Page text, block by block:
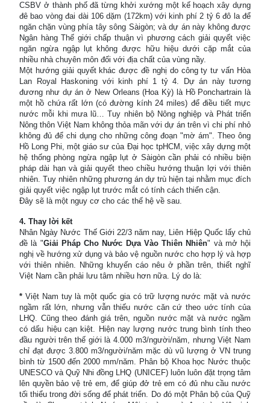
CSBV ở thành phố đã từng khởi xướng một kế hoạch xây dựng
đê bao vòng đai dài 106 dặm (172km) với kinh phí 2 tỷ 6 đô la để
ngăn chặn vùng phía tây sông Sàigòn; và dự án này không được
Ngân hàng Thế giới chấp thuận vì phương cách giải quyết việc
ngăn ngừa ngập lụt không được hữu hiệu dưới cặp mắt của
nhiều nhà chuyên môn đối với địa chất của vùng nầy.
Một hướng giải quyết khác được đề nghị do công ty tư vấn Hòa
Lan Royal Haskoning với kinh phí 1 tỷ 4. Dự án này tương
đương như dự án ở New Orleans (Hoa Kỳ) là Hồ Ponchartrain là
một hồ chứa rất lớn (có đường kính 24 miles) để điều tiết mực
nước mỗi khi mưa lũ… Tuy nhiên bộ Nông nghiệp và Phát triển
Nông thôn Việt Nam không thỏa mãn với dự án trên vì chi phí nhỏ
không đủ để chi dụng cho những công đoạn "mờ ám". Theo ông
Hồ Long Phi, một giáo sư của Đại học tpHCM, việc xây dựng một
hệ thống phòng ngừa ngập lụt ở Sàigòn cần phải có nhiều biện
pháp dài hạn và giải quyết theo chiều hướng thuận lợi với thiên
nhiên. Tuy nhiên những phương án dự trù hiện tại nhằm mục đích
giải quyết việc ngập lụt trước mắt có tính cách thiển cận.
Đây sẽ là một nguy cơ cho các thế hệ về sau.
4. Thay lời kết
Nhân Ngày Nước Thế Giới 22/3 năm nay, Liên Hiệp Quốc lấy chủ
đề là "Giải Pháp Cho Nước Dựa Vào Thiên Nhiên" và mở hội
nghị về hướng xử dụng và bảo vệ nguồn nước cho hợp lý và hợp
với thiên nhiên. Những khuyến cáo nêu ở phần trên, thiết nghĩ
Việt Nam cần phải lưu tâm nhiều hơn nữa. Lý do là:
* Việt Nam tuy là một quốc gia có trữ lượng nước mặt và nước
ngầm rất lớn, nhưng vẫn thiếu nước căn cứ theo uớc tính của
LHQ. Cũng theo đánh giá trên, nguồn nước mặt và nước ngầm
có dấu hiệu cạn kiệt. Hiện nay lượng nước trung bình tính theo
đầu người trên thế giới là 4.000 m3/người/năm, nhưng Việt Nam
chỉ đạt được 3.800 m3/người/năm mặc dù vũ lượng ở VN trung
bình từ 1500 đến 2000 mm/năm. Phân bộ Khoa học Nước thuộc
UNESCO và Quỹ Nhi đồng LHQ (UNICEF) luôn luôn đặt trọng tâm
lên quyền bảo vệ trẻ em, để giúp đở trẻ em có đủ nhu cầu nước
tối thiểu trong đời sống để phát triển. Do đó một Phân bộ của Quỹ